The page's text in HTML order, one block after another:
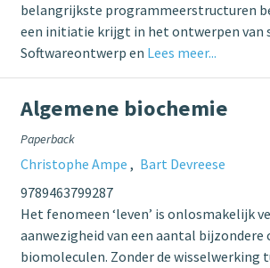
belangrijkste programmeerstructuren
een initiatie krijgt in het ontwerpen van
Softwareontwerp en Lees meer...
Algemene biochemie
Paperback
Christophe Ampe
Bart Devreese
9789463799287
Het fenomeen ‘leven’ is onlosmakelijk
aanwezigheid van een aantal bijzondere
biomoleculen. Zonder de wisselwerking